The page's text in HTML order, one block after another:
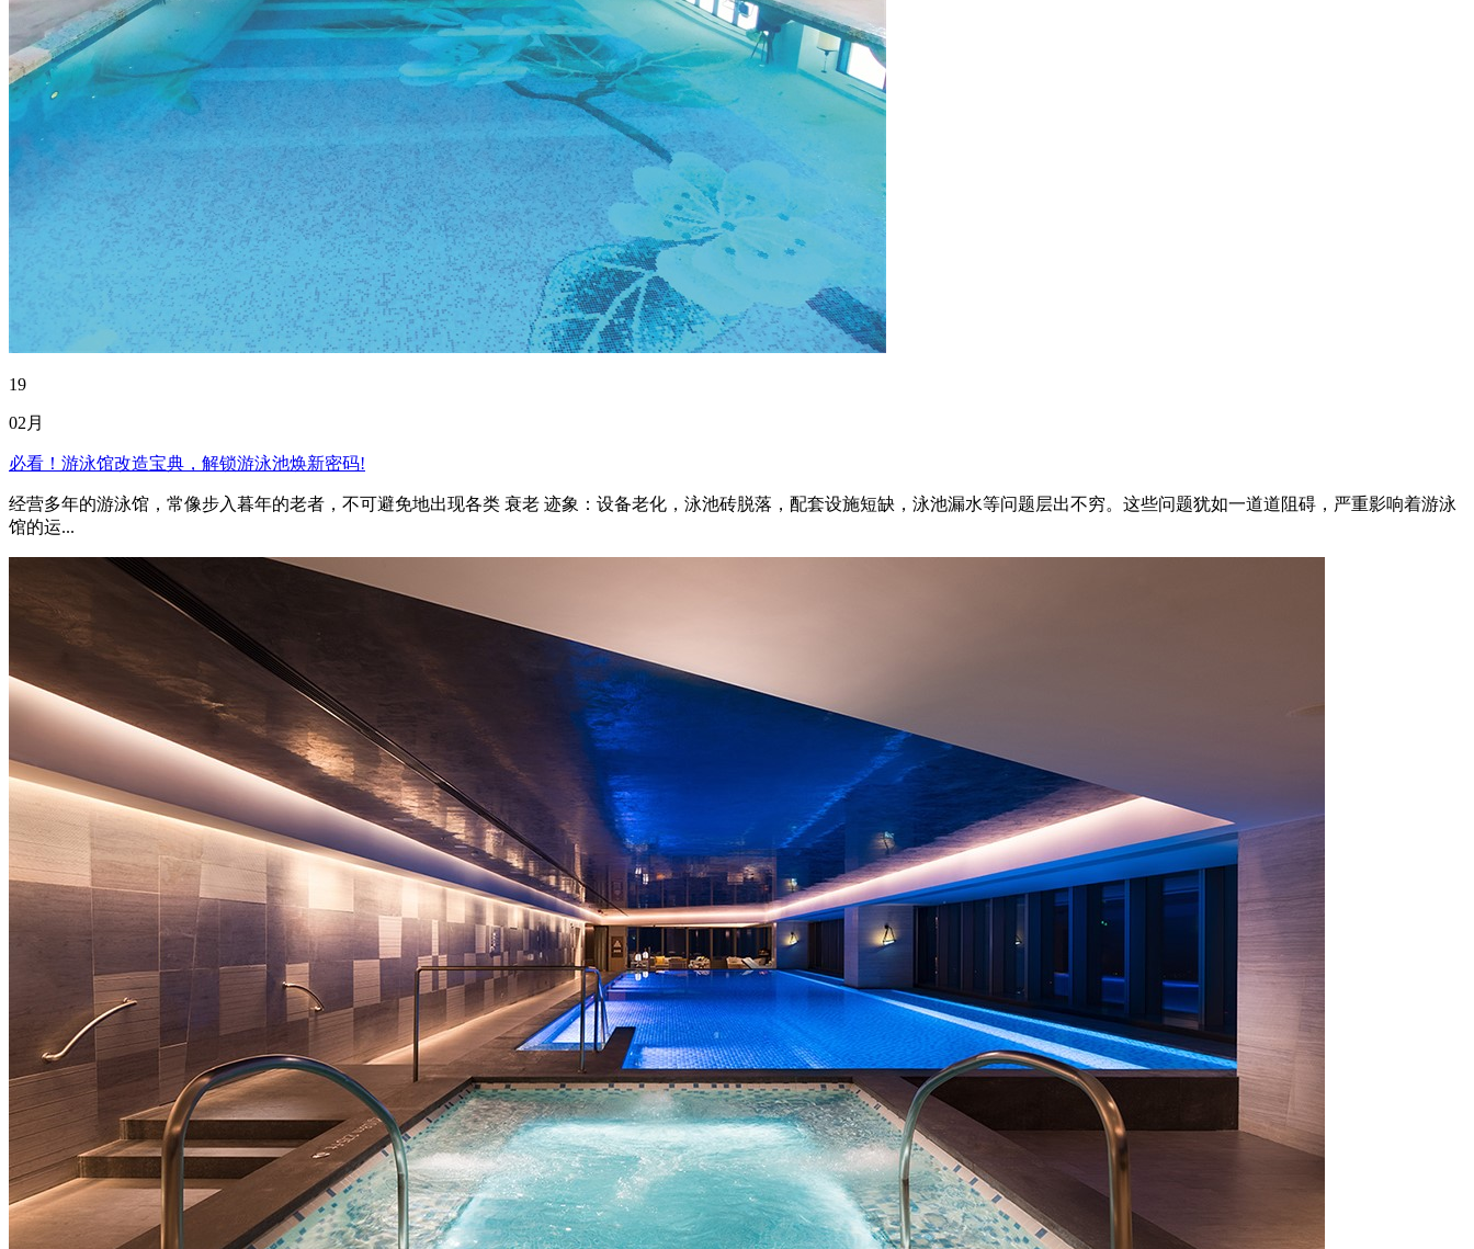
19
02月
必看！游泳馆改造宝典，解锁游泳池焕新密码!
经营多年的游泳馆，常像步入暮年的老者，不可避免地出现各类 衰老 迹象：设备老化，泳池砖脱落，配套设施短缺，泳池漏水等问题层出不穷。这些问题犹如一道道阻碍，严重影响着游泳
馆的运...